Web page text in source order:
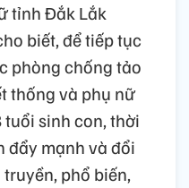
tỉnh Đắk Lắk
biết, để tiếp tục
phòng chống tảo
thống và phụ nữ
sinh con, thời
đẩy mạnh và đổi
phổ biến,